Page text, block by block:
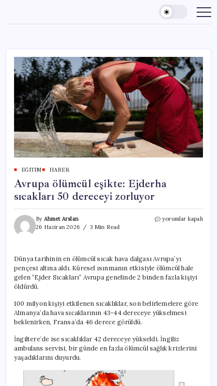
content
EĞITIM HABER
Avrupa ölümcül eşikte: Ejderha
sıcakları 50 dereceyi zorluyor
By Ahmet Arslan
26 Haziran 2026
3 Min Read
Avrupa
50
dereceyi
zorluyor
yorumlar kapalı
Dünya tarihinin en ölümcül sıcak hava dalgası Avrupa’yı
pençesi altına aldı. Küresel ısınmanın etkisiyle ölümcül hale
gelen “Ejder Sıcakları” Avrupa genelinde 2 binden fazla kişiyi
öldürdü.
100 milyon kişiyi etkilenen sıcaklıklar, son belirlemelere göre
Almanya’da hava sıcaklarının 43-44 dereceye yükselmesi
beklenirken, Fransa’da 46 derece görüldü.
İngiltere’de ise sıcaklıklar 42 dereceye yükseldi. İngiliz
ambulans servisi, bir günde en fazla ölümcül sağlık krizlerini
yaşadıklarını duyurdu.